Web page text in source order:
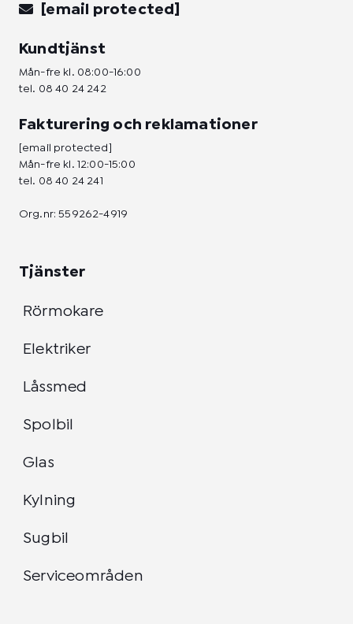
[email protected]
Kundtjänst
Mån-fre kl. 08:00-16:00
tel. 08 40 24 242
Fakturering och reklamationer
[email protected]
Mån-fre kl. 12:00-15:00
tel. 08 40 24 241
Org.nr: 559262-4919
Tjänster
Rörmokare
Elektriker
Låssmed
Spolbil
Glas
Kylning
Sugbil
Serviceområden